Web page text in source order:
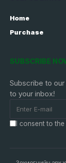
Home
Purchase
SUBSCRIBE
Subscribe to
to your inbox!
I consent to